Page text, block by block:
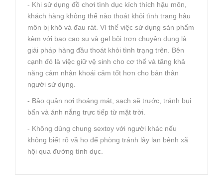
- Khi sử dụng đồ chơi tình dục kích thích hậu môn,
khách hàng không thể nào thoát khỏi tình trạng hậu
môn bị khô và đau rát. Vì thế việc sử dụng sản phẩm
kèm với bao cao su và gel bôi trơn chuyên dụng là
giải pháp hàng đầu thoát khỏi tình trạng trên. Bên
cạnh đó là việc giữ vệ sinh cho cơ thể và tăng khả
năng cảm nhận khoái cảm tốt hơn cho bản thân
người sử dụng.
- Bảo quản nơi thoáng mát, sạch sẽ trước, tránh bụi
bẩn và ánh nắng trực tiếp từ mặt trời.
- Không dùng chung sextoy với người khác nếu
không biết rõ vầ họ để phòng tránh lây lan bệnh xã
hội qua đường tình dục.